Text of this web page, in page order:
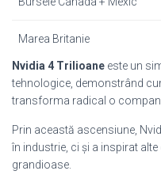
Marea Britanie
Nvidia 4 Trilioane este un
tehnologice, demonstrând
transforma radical o
Prin această ascensiune,
în industrie, ci și a inspirat
grandioase.